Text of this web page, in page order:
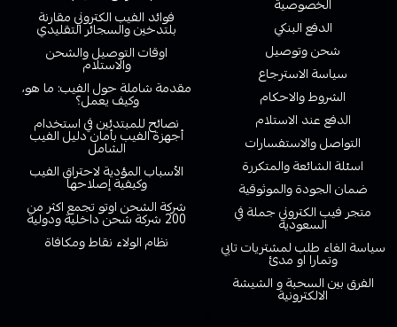
الدفع البنكي
شحن وتوصيل
سياسة الاسترجاع
الشروط والاحكام
الدفع عند الاستلام
التواصل والاستفسارات
اسئلة الشائعة والمتكررة
ضمان الجودة والموثوقية
متجر فيب الكتروني جملة في
السعودية
سياسة الغاء طلب لمشتريات تابي
وتمارا او مدئ
الفرق بين السحبة و الشيشة
الالكترونية
فوائد الفيب الكتروني مقارنة
بلتدخين والسجائر التقليدي
اوقات التوصيل والشحن
والاستلام
مقدمة شاملة حول الفيب: ما هو،
وكيف يعمل؟
نصائح للمبتدئين في استخدام
أجهزة الفيب بأمان دليل الفيب
الشامل
الأسباب المؤدية لاحتراق الفيب
وكيفية إصلاحها
شركة الشحن اوتو تجمع اكثر من
200 شركة شحن داخلية ودولية
نظام الولاء نقاط ومكافاة